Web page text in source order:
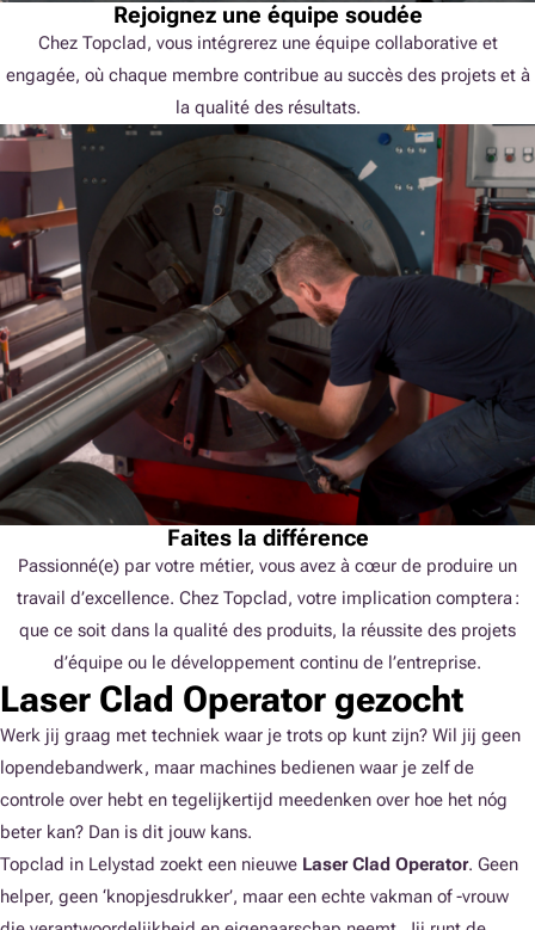
Rejoignez une équipe soudée
Chez Topclad, vous intégrerez une équipe collaborative et
engagée, où chaque membre contribue au succès des projets et à
la qualité des résultats.
Faites la différence
Passionné(e) par votre métier, vous avez à cœur de produire un
travail d’excellence. Chez Topclad, votre implication comptera :
que ce soit dans la qualité des produits, la réussite des projets
d’équipe ou le développement continu de l’entreprise.
Laser Clad Operator gezocht
Werk jij graag met techniek waar je trots op kunt zijn? Wil jij geen
lopendebandwerk, maar machines bedienen waar je zelf de
controle over hebt en tegelijkertijd meedenken over hoe het nóg
beter kan? Dan is dit jouw kans.
Topclad in Lelystad zoekt een nieuwe Laser Clad Operator. Geen
helper, geen ‘knopjesdrukker’, maar een echte vakman of -vrouw